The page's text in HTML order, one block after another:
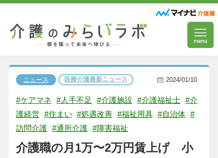
ニュース 医療介護最新ニュース 2024/01/10
#ケアマネ #人手不足 #介護施設 #介護福祉士 #介
護経営
#住まい #処遇改善 #福祉用具 #自治体 #
訪問介護 #通所介護 #障害福祉
介護職の月1万〜2万円賃上げ 小